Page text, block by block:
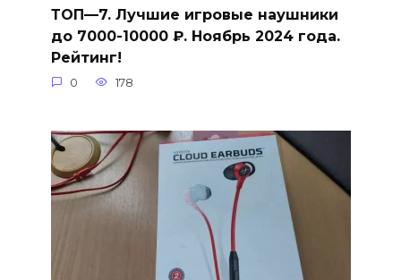
ТОП—7. Лучшие игровые наушники
до 7000-10000 ₽. Ноябрь 2024 года.
Рейтинг!
0 178